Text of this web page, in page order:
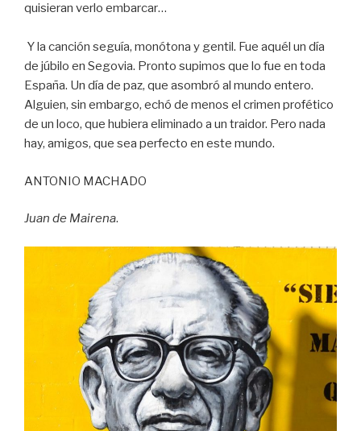
quisieran verlo embarcar…
Y la canción seguía, monótona y gentil. Fue aquél un día
de júbilo en Segovia. Pronto supimos que lo fue en toda
España. Un día de paz, que asombró al mundo entero.
Alguien, sin embargo, echó de menos el crimen profético
de un loco, que hubiera eliminado a un traidor. Pero nada
hay, amigos, que sea perfecto en este mundo.
ANTONIO MACHADO
Juan de Mairena.